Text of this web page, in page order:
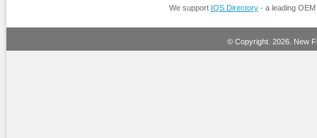
We support IQS Directory - a leading
© Copyright. 2026. New